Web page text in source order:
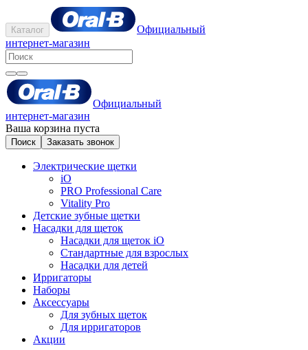
Каталог
Официальный
интернет-магазин
Официальный
интернет-магазин
Ваша корзина пуста
Поиск Заказать звонок
Электрические щетки
iO
PRO Professional Care
Vitality Pro
Детские зубные щетки
Насадки для щеток
Насадки для щеток iO
Стандартные для взрослых
Насадки для детей
Ирригаторы
Наборы
Аксессуары
Для зубных щеток
Для ирригаторов
Акции